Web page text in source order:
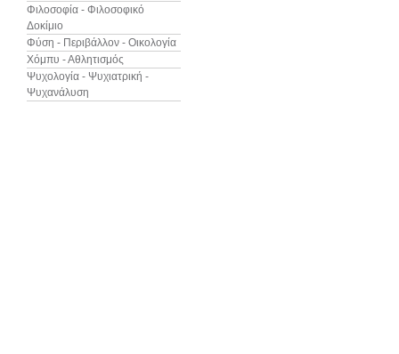
Φιλοσοφία - Φιλοσοφικό
Δοκίμιο
Φύση - Περιβάλλον - Οικολογία
Χόμπυ - Αθλητισμός
Ψυχολογία - Ψυχιατρική -
Ψυχανάλυση